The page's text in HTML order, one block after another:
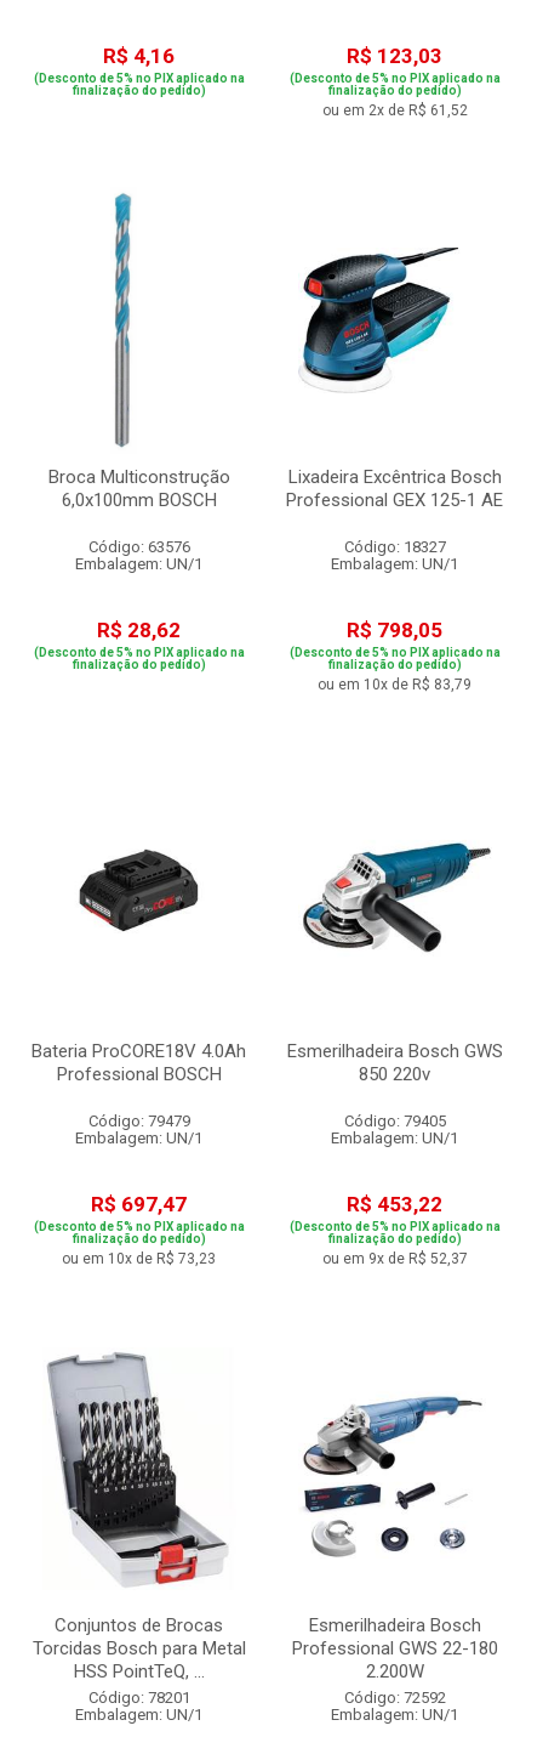
R$ 4,16
(Desconto de 5% no PIX aplicado na
finalização do pedido)
R$ 123,03
(Desconto de 5% no PIX aplicado na
finalização do pedido)
ou em 2x de R$ 61,52
Broca Multiconstrução
6,0x100mm BOSCH
Código: 63576
Embalagem: UN/1
R$ 28,62
(Desconto de 5% no PIX aplicado na
finalização do pedido)
Lixadeira Excêntrica Bosch
Professional GEX 125-1 AE
Código: 18327
Embalagem: UN/1
R$ 798,05
(Desconto de 5% no PIX aplicado na
finalização do pedido)
ou em 10x de R$ 83,79
Bateria ProCORE18V 4.0Ah
Professional BOSCH
Código: 79479
Embalagem: UN/1
R$ 697,47
(Desconto de 5% no PIX aplicado na
finalização do pedido)
ou em 10x de R$ 73,23
Esmerilhadeira Bosch GWS
850 220v
Código: 79405
Embalagem: UN/1
R$ 453,22
(Desconto de 5% no PIX aplicado na
finalização do pedido)
ou em 9x de R$ 52,37
Conjuntos de Brocas
Torcidas Bosch para Metal
HSS PointTeQ, ...
Código: 78201
Embalagem: UN/1
Esmerilhadeira Bosch
Professional GWS 22-180
2.200W
Código: 72592
Embalagem: UN/1